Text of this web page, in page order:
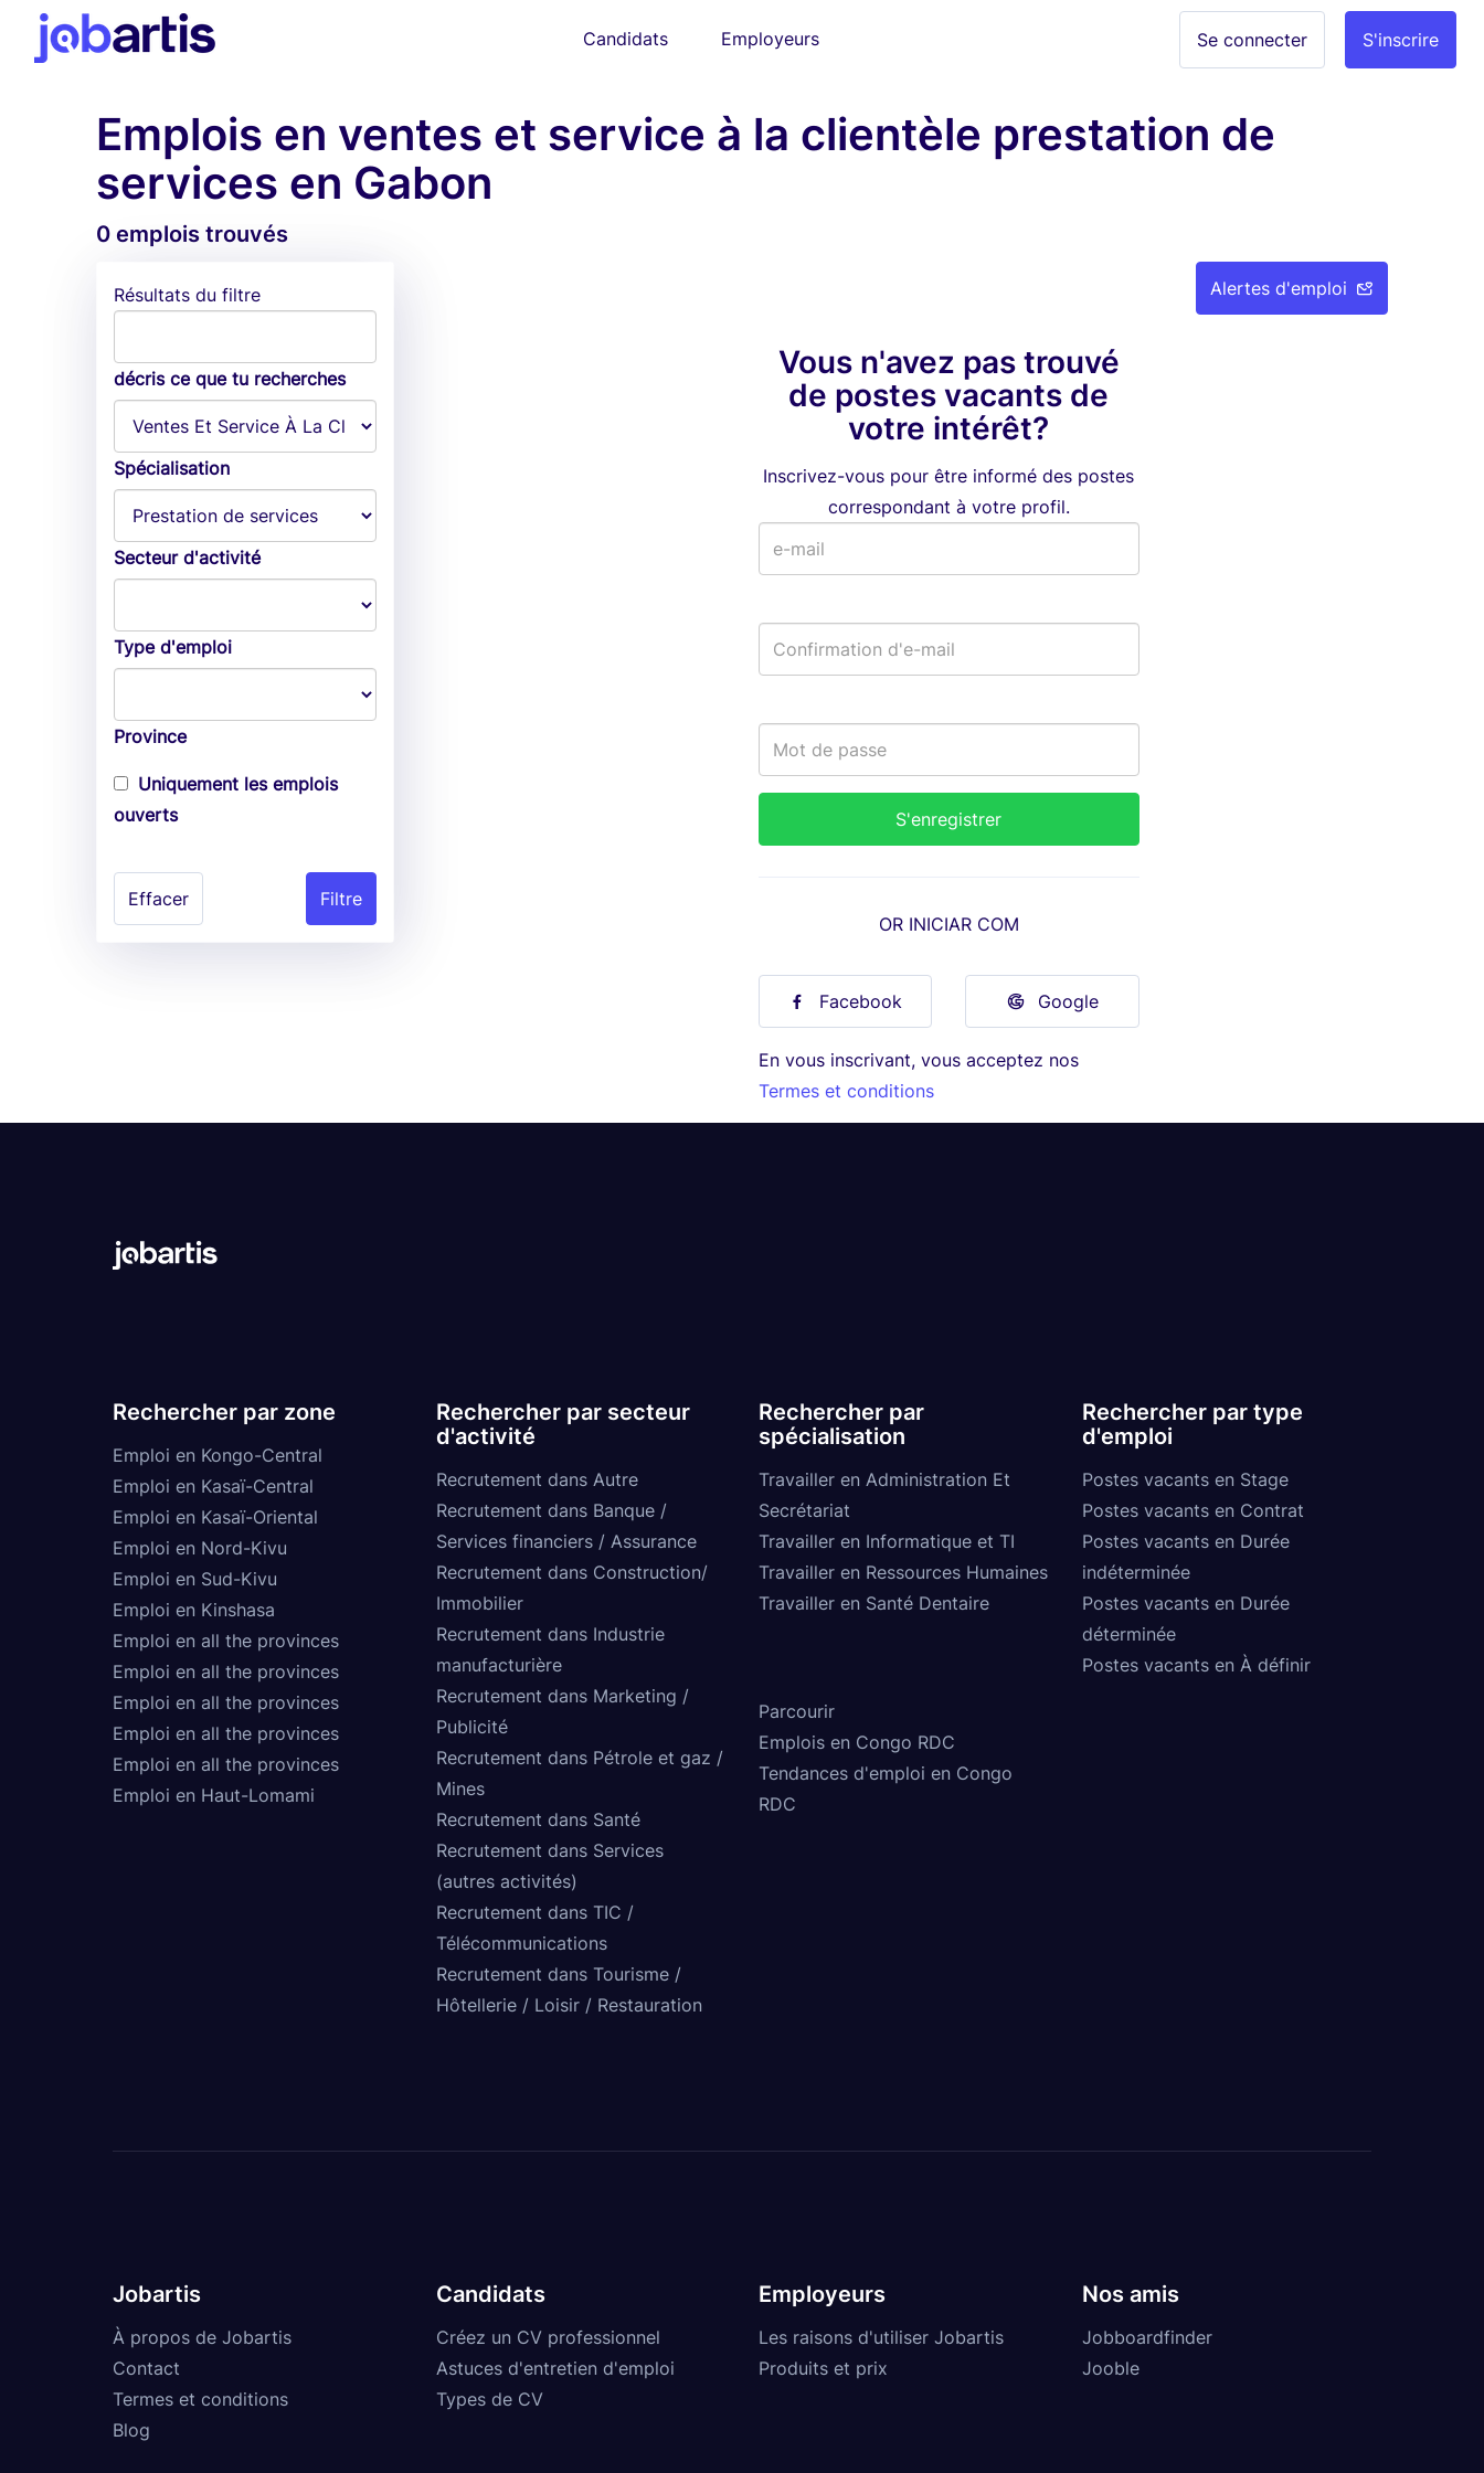
Candidats Employeurs S'inscrire
Se connecter
Emplois en ventes et service à la clientèle prestation de
services en Gabon
0 emplois trouvés
Alertes d'emploi
Résultats du filtre
décris ce que tu recherches
Spécialisation
Secteur d'activité
Type d'emploi
Province
Uniquement les emplois
ouverts
Effacer
Vous n'avez pas trouvé
de postes vacants de
votre intérêt?
Inscrivez-vous pour être informé des postes
correspondant à votre profil.
OR INICIAR COM
Facebook Google
En vous inscrivant, vous acceptez nos
Termes et conditions
Rechercher par zone
Emploi en Kongo-Central
Emploi en Kasaï-Central
Emploi en Kasaï-Oriental
Emploi en Nord-Kivu
Emploi en Sud-Kivu
Emploi en Kinshasa
Emploi en all the provinces
Emploi en all the provinces
Emploi en all the provinces
Emploi en all the provinces
Emploi en all the provinces
Emploi en Haut-Lomami
Rechercher par secteur
d'activité
Recrutement dans Autre
Recrutement dans Banque /
Services financiers / Assurance
Recrutement dans Construction/
Immobilier
Recrutement dans Industrie
manufacturière
Recrutement dans Marketing /
Publicité
Recrutement dans Pétrole et gaz /
Mines
Recrutement dans Santé
Recrutement dans Services
(autres activités)
Recrutement dans TIC /
Télécommunications
Recrutement dans Tourisme /
Hôtellerie / Loisir / Restauration
Rechercher par
spécialisation
Travailler en Administration Et
Secrétariat
Travailler en Informatique et TI
Travailler en Ressources Humaines
Travailler en Santé Dentaire
Rechercher par type
d'emploi
Postes vacants en Stage
Postes vacants en Contrat
Postes vacants en Durée
indéterminée
Postes vacants en Durée
déterminée
Postes vacants en À définir
Parcourir
Emplois en Congo RDC
Tendances d'emploi en Congo
RDC
Jobartis
À propos de Jobartis
Contact
Termes et conditions
Blog
Candidats
Créez un CV professionnel
Astuces d'entretien d'emploi
Types de CV
Employeurs
Les raisons d'utiliser Jobartis
Produits et prix
Nos amis
Jobboardfinder
Jooble